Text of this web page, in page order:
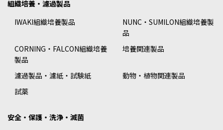
組織培養・濾過製品
IWAKI組織培養製品
NUNC・SUMILON組織培養製
品
CORNING・FALCON組織培養
製品
培養関連製品
濾過製品・濾紙・試験紙
動物・植物関連製品
試薬
安全・保護・洗浄・滅菌